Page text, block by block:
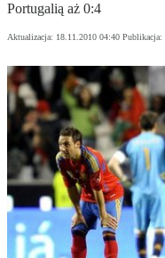
Portugalią aż 0:4
Aktualizacja: 18.11.2010 04:40 Publikacja: